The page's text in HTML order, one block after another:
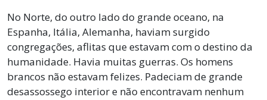
No Norte, do outro lado do grande oceano, na
Espanha, Itália, Alemanha, haviam surgido
congregações, aflitas que estavam com o destino da
humanidade. Havia muitas guerras. Os homens
brancos não estavam felizes. Padeciam de grande
desassossego interior e não encontravam nenhum